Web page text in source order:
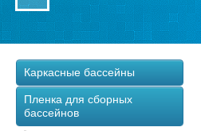
Каркасные бассейны
Пленка для сборных
бассейнов